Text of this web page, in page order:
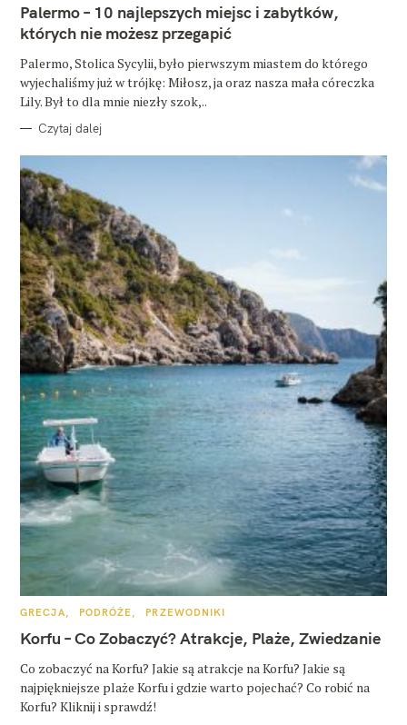
G
R
Palermo – 10 najlepszych miejsc i zabytków,
których nie możesz przegapić
Palermo, Stolica Sycylii, było pierwszym miastem do którego
wyjechaliśmy już w trójkę: Miłosz, ja oraz nasza mała córeczka
Lily. Był to dla mnie niezły szok,..
Czytaj dalej
K
T
E
O
R
I
GRECJA PODRÓŻE PRZEWODNIKI
Korfu – Co Zobaczyć? Atrakcje, Plaże, Zwiedzanie
Co zobaczyć na Korfu? Jakie są atrakcje na Korfu? Jakie są
najpiękniejsze plaże Korfu i gdzie warto pojechać? Co robić na
Korfu? Kliknij i sprawdź!